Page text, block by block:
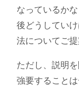
なっているか
後どうしてい
法についてご
ただし、説明
強要すること